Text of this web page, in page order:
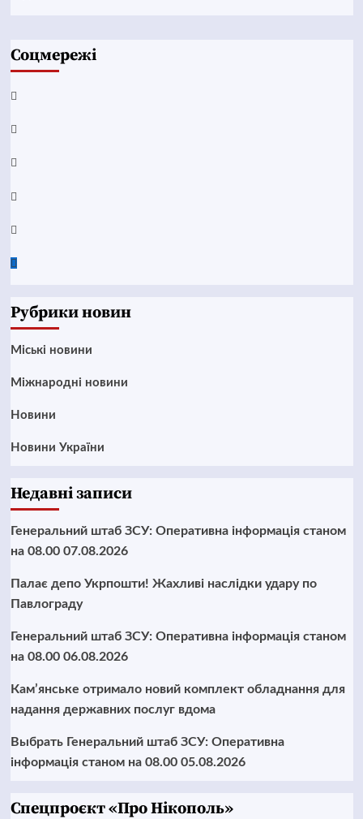
Соцмережі
Facebook
YouTube
Telegram
Instagram
Twitter
Google
Рубрики новин
Mіські новини
Міжнародні новини
Новини
Новини України
Недавні записи
Генеральний штаб ЗСУ: Оперативна інформація станом
на 08.00 07.08.2026
Палає депо Укрпошти! Жахливі наслідки удару по
Павлограду
Генеральний штаб ЗСУ: Оперативна інформація станом
на 08.00 06.08.2026
Кам’янське отримало новий комплект обладнання для
надання державних послуг вдома
Выбрать Генеральний штаб ЗСУ: Оперативна
інформація станом на 08.00 05.08.2026
Cпецпроєкт «Про Нікополь»